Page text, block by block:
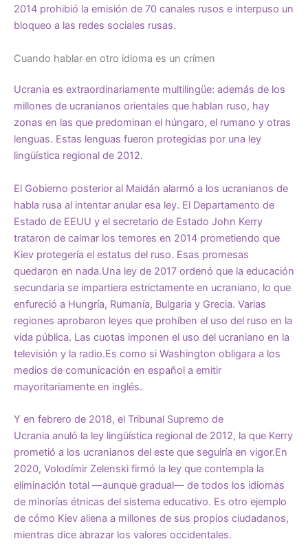
2014 prohibió la emisión de 70 canales rusos e interpuso un
bloqueo a las redes sociales rusas.
Cuando hablar en otro idioma es un crímen
Ucrania es extraordinariamente multilingüe: además de los
millones de ucranianos orientales que hablan ruso, hay
zonas en las que predominan el húngaro, el rumano y otras
lenguas. Estas lenguas fueron protegidas por una ley
lingüística regional de 2012.
El Gobierno posterior al Maidán alarmó a los ucranianos de
habla rusa al intentar anular esa ley. El Departamento de
Estado de EEUU y el secretario de Estado John Kerry
trataron de calmar los temores en 2014 prometiendo que
Kiev protegería el estatus del ruso. Esas promesas
quedaron en nada.Una ley de 2017 ordenó que la educación
secundaria se impartiera estrictamente en ucraniano, lo que
enfureció a Hungría, Rumanía, Bulgaria y Grecia. Varias
regiones aprobaron leyes que prohíben el uso del ruso en la
vida pública. Las cuotas imponen el uso del ucraniano en la
televisión y la radio.Es como si Washington obligara a los
medios de comunicación en español a emitir
mayoritariamente en inglés.
Y en febrero de 2018, el Tribunal Supremo de
Ucrania anuló la ley lingüística regional de 2012, la que Kerry
prometió a los ucranianos del este que seguiría en vigor.En
2020, Volodímir Zelenski firmó la ley que contempla la
eliminación total —aunque gradual— de todos los idiomas
de minorías étnicas del sistema educativo. Es otro ejemplo
de cómo Kiev aliena a millones de sus propios ciudadanos,
mientras dice abrazar los valores occidentales.